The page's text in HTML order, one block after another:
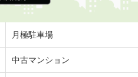
名古屋市中区新栄２丁目
町
月極駐車場
中古マンション